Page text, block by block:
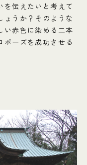
を伝えたいと考えて
ょうか？そのような
い赤色に染める二本
ポーズを成功させる